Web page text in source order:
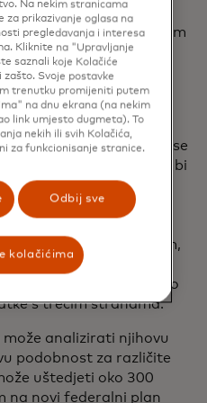
Payitoff, rješenje s bijelom
kompanijama,
i US Bank, pruža
u upravljanju
dugom.
bankarstva, Payitoff se
platforme kako bi
sliku njihovog
tako što se od njih
i da povežu svoje
kredite s aplikacijom,
putem
potrošačima da sigurno
s trećim stranama.
analizirati njihovu
podobnost za različite
uštedjeti oko 300
na novi federalni plan
Na nekim stranicama
za prikazivanje oglasa na
pregledavanja i interesa
Kliknite na "Upravljanje
saznali koje Kolačiće
Svoje postavke
trenutku promijeniti putem
na dnu ekrana (na nekim
link umjesto dugmeta). To
nekih ili svih Kolačića,
za funkcionisanje stranice.
Odbij sve
kolačićima